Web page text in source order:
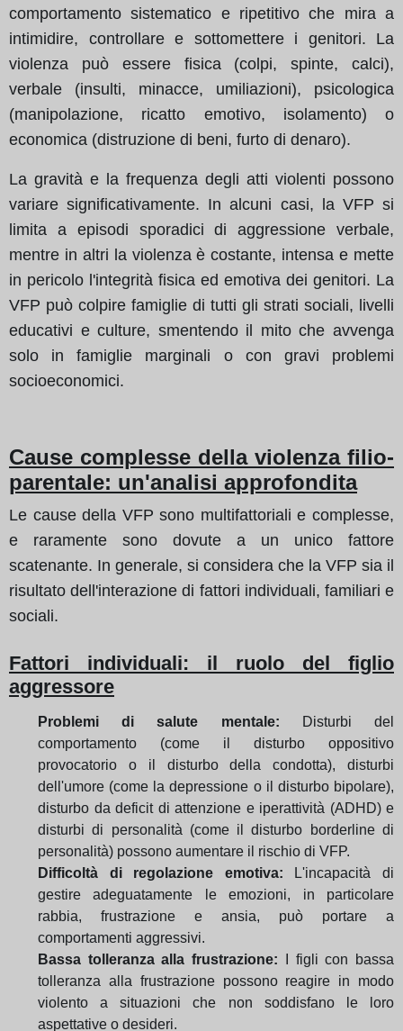
comportamento sistematico e ripetitivo che mira a
intimidire, controllare e sottomettere i genitori. La
violenza può essere fisica (colpi, spinte, calci),
verbale (insulti, minacce, umiliazioni), psicologica
(manipolazione, ricatto emotivo, isolamento) o
economica (distruzione di beni, furto di denaro).
La gravità e la frequenza degli atti violenti possono
variare significativamente. In alcuni casi, la VFP si
limita a episodi sporadici di aggressione verbale,
mentre in altri la violenza è costante, intensa e mette
in pericolo l'integrità fisica ed emotiva dei genitori. La
VFP può colpire famiglie di tutti gli strati sociali, livelli
educativi e culture, smentendo il mito che avvenga
solo in famiglie marginali o con gravi problemi
socioeconomici.
Cause complesse della violenza filio-
parentale: un'analisi approfondita
Le cause della VFP sono multifattoriali e complesse,
e raramente sono dovute a un unico fattore
scatenante. In generale, si considera che la VFP sia il
risultato dell'interazione di fattori individuali, familiari e
sociali.
Fattori individuali: il ruolo del figlio
aggressore
Problemi di salute mentale: Disturbi del
comportamento (come il disturbo oppositivo
provocatorio o il disturbo della condotta), disturbi
dell'umore (come la depressione o il disturbo bipolare),
disturbo da deficit di attenzione e iperattività (ADHD) e
disturbi di personalità (come il disturbo borderline di
personalità) possono aumentare il rischio di VFP.
Difficoltà di regolazione emotiva: L'incapacità di
gestire adeguatamente le emozioni, in particolare
rabbia, frustrazione e ansia, può portare a
comportamenti aggressivi.
Bassa tolleranza alla frustrazione: I figli con bassa
tolleranza alla frustrazione possono reagire in modo
violento a situazioni che non soddisfano le loro
aspettative o desideri.